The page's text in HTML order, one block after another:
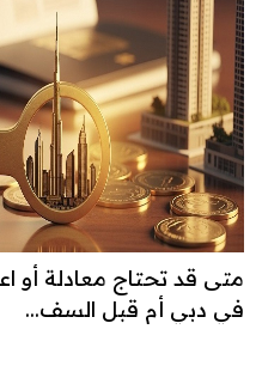
متى قد تحتاج معادلة أو
في دبي أم قبل السف...